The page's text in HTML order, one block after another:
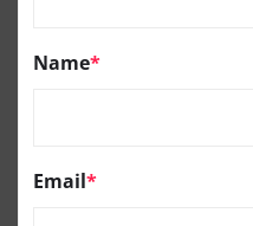
Name*
Email*